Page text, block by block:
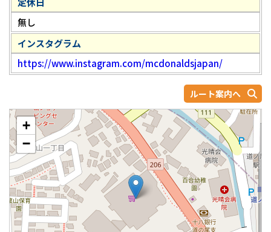
無し
インスタグラム
https://www.instagram.com/mcdonaldsjapan/
ルート案内へ
+
−